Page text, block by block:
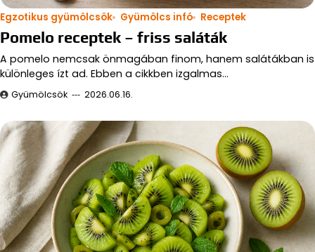
Egzotikus gyümölcsök Gyümölcs infó Receptek
Pomelo receptek – friss saláták
A pomelo nemcsak önmagában finom, hanem salátákban is
különleges ízt ad. Ebben a cikkben izgalmas…
Gyümölcsök 2026.06.16.